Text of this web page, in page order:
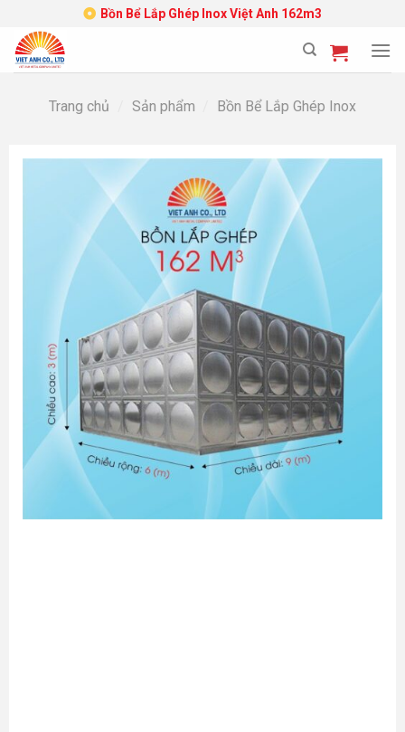
content
Bồn Bể Lắp Ghép Inox Việt Anh 162m3
Trang chủ Sản phẩm Bồn Bể Lắp Ghép Inox